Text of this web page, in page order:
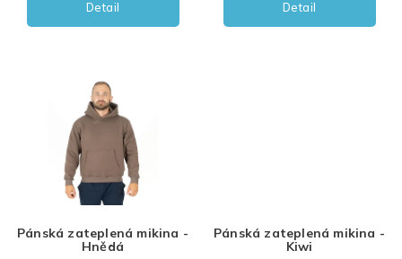
Detail Detail
Pánská zateplená mikina -
Hnědá
Pánská zateplená mikina -
Kiwi